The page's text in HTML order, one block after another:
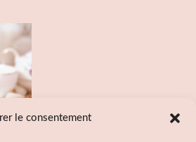
le consentement